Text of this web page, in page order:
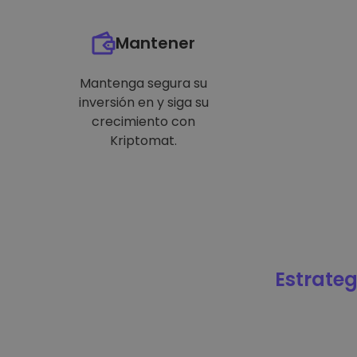
Mantener
Mantenga segura su
inversión en y siga su
crecimiento con
Kriptomat.